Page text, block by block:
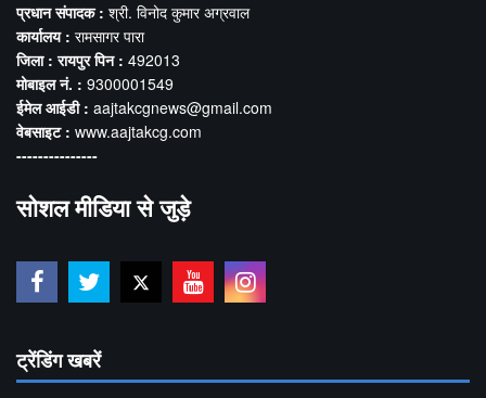
प्रधान संपादक : श्री. विनोद कुमार अग्रवाल
कार्यालय : रामसागर पारा
जिला : रायपुर पिन : 492013
मोबाइल नं. : 9300001549
ईमेल आईडी : aajtakcgnews@gmail.com
वेबसाइट : www.aajtakcg.com
---------------
सोशल मीडिया से जुड़े
ट्रेंडिंग खबरें